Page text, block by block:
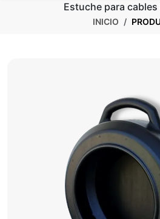
Estuche para cables
INICIO